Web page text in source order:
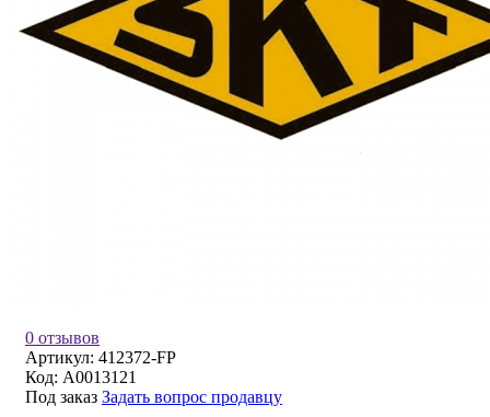
0 отзывов
Артикул: 412372-FP
Код: A0013121
Под заказ Задать вопрос продавцу